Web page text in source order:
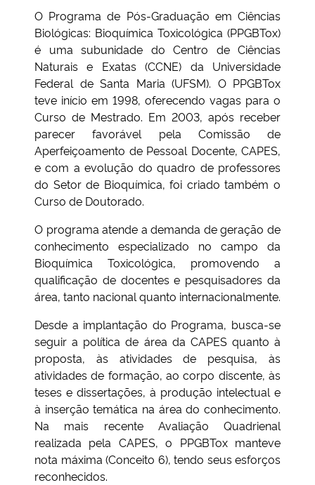
Secretaria-Geral
Secretaria de Governo
Gabinete de Segurança Institucional
Advocacia-Geral da União
Banco Central do Brasil
O Programa de Pós-Graduação em Ciências
Biológicas: Bioquímica Toxicológica (PPGBTox)
é uma subunidade do Centro de Ciências
Naturais e Exatas (CCNE) da Universidade
Federal de Santa Maria (UFSM). O PPGBTox
teve início em 1998, oferecendo vagas para o
Curso de Mestrado. Em 2003, após receber
parecer favorável pela Comissão de
Aperfeiçoamento de Pessoal Docente, CAPES,
e com a evolução do quadro de professores
do Setor de Bioquímica, foi criado também o
Curso de Doutorado.
O programa atende a demanda de geração de
conhecimento especializado no campo da
Bioquímica Toxicológica, promovendo a
qualificação de docentes e pesquisadores da
área, tanto nacional quanto internacionalmente.
Desde a implantação do Programa, busca-se
seguir a política de área da CAPES quanto à
proposta, às atividades de pesquisa, às
atividades de formação, ao corpo discente, às
teses e dissertações, à produção intelectual e
à inserção temática na área do conhecimento.
Na mais recente Avaliação Quadrienal
realizada pela CAPES, o PPGBTox manteve
nota máxima (Conceito 6), tendo seus esforços
reconhecidos.